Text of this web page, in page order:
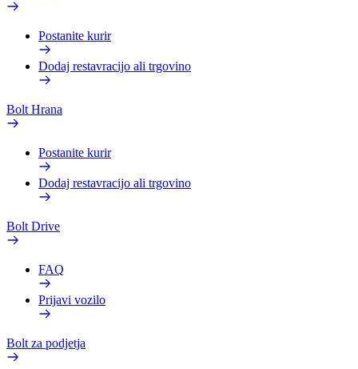
Postanite kurir
Dodaj restavracijo ali trgovino
Bolt Hrana
Postanite kurir
Dodaj restavracijo ali trgovino
Bolt Drive
FAQ
Prijavi vozilo
Bolt za podjetja